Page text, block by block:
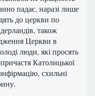
падає, наразі лише
до церкви по
також
Церкви в
люди, які просять
Католицької
схильні